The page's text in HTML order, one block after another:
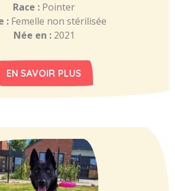
Race : Pointer
: Femelle non stérilisée
Née en : 2021
EN SAVOIR PLUS